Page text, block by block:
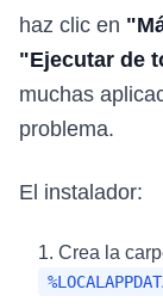
haz clic en
"Ejecutar de
muchas
problema.
El instalador:
Crea la